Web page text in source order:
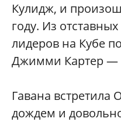
Кулидж, и
году. Из
лидеров на Кубе
Джимми Картер —
Гавана
дождем и